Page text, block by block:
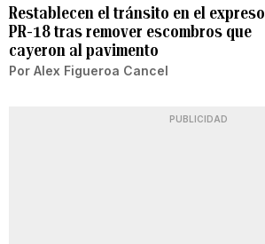
Restablecen el tránsito en el expreso
PR-18 tras remover escombros que
cayeron al pavimento
Por Alex Figueroa Cancel
PUBLICIDAD